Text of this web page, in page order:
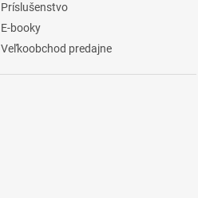
Príslušenstvo
E-booky
Veľkoobchod predajne